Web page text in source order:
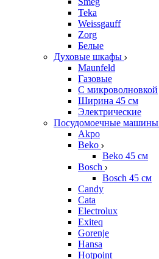
Teka
Weissgauff
Zorg
Белые
Духовые шкафы
Maunfeld
Газовые
С микроволновкой
Ширина 45 см
Электрические
Посудомоечные машины
Akpo
Beko
Beko 45 см
Bosch
Bosch 45 см
Candy
Cata
Electrolux
Exiteq
Gorenje
Hansa
Hotpoint